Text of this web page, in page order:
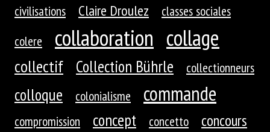
civilisations
Claire Droulez
classes sociales
colere
collaboration collage
collectif Collection Bührle collectionneurs
colloque colonialisme commande
compromission concept concetto concours